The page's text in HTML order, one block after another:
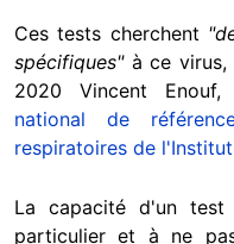
Ces tests cherchent
spécifiques"à ce virus,
2020 Vincent
national de
respiratoires de
La capacité d'un
particulier et à ne